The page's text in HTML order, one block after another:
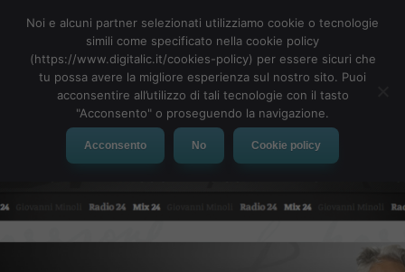
MENU
Noi e alcuni partner selezionati utilizziamo cookie o tecnologie
simili come specificato nella cookie policy
(https://www.digitalic.it/cookies-policy) per essere sicuri che
tu possa avere la migliore esperienza sul nostro sito. Puoi
acconsentire all’utilizzo di tali tecnologie con il tasto
"Acconsento" o proseguendo la navigazione.
Acconsento No Cookie policy